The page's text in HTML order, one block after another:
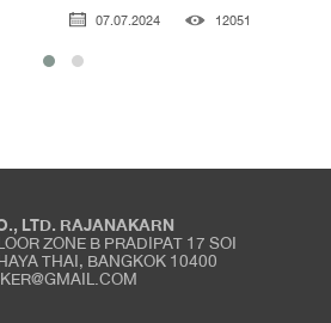
07.07.2024 12051
LTD. RAJANAKARN
ZONE B PRADIPAT 17 SOI
THAI, BANGKOK 10400